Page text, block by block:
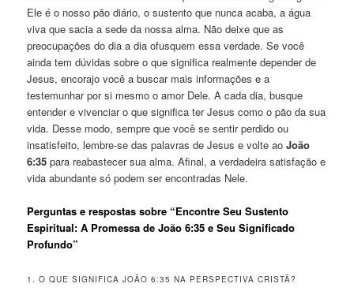
Ele é o nosso pão diário, o sustento que nunca acaba, a água
viva que sacia a sede da nossa alma. Não deixe que as
preocupações do dia a dia ofusquem essa verdade. Se você
ainda tem dúvidas sobre o que significa realmente depender de
Jesus, encorajo você a buscar mais informações e a
testemunhar por si mesmo o amor Dele. A cada dia, busque
entender e vivenciar o que significa ter Jesus como o pão da sua
vida. Desse modo, sempre que você se sentir perdido ou
insatisfeito, lembre-se das palavras de Jesus e volte aoJoão
6:35 para reabastecer sua alma. Afinal, a verdadeira satisfação e
vida abundante só podem ser encontradas Nele.
Perguntas e respostas sobre “Encontre Seu Sustento
Espiritual: A Promessa de João 6:35 e Seu Significado
Profundo”
1. O QUE SIGNIFICA JOÃO 6:35 NA PERSPECTIVA CRISTÃ?